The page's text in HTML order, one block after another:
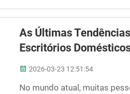
As Últimas
Escritórios
2026-03-23 12:51:54
No mundo atual, muitas